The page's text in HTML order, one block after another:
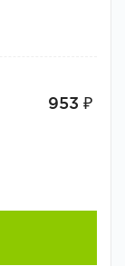
953 ₽